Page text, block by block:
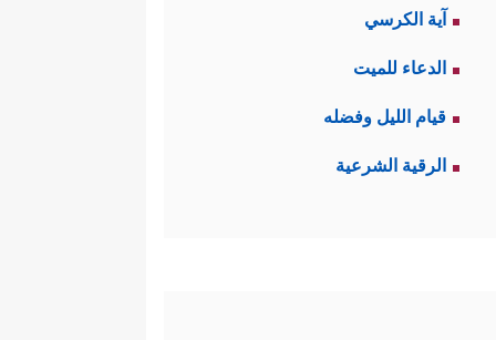
آية الكرسي
الدعاء للميت
قيام الليل وفضله
الرقية الشرعية